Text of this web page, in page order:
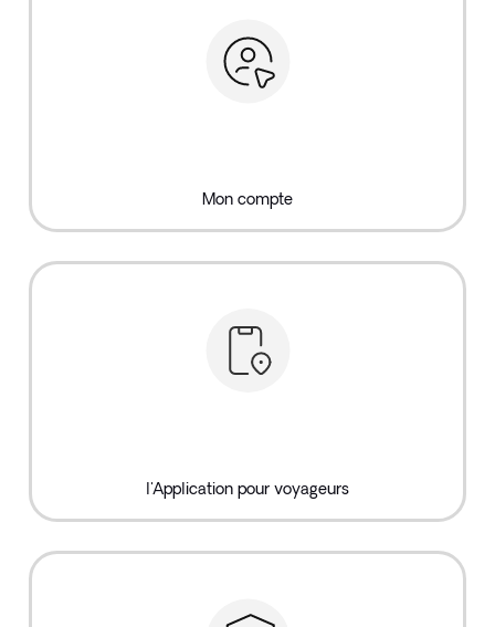
Mon compte
l'Application pour voyageurs